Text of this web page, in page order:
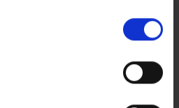
à tout moment en
relative aux cookies ou en